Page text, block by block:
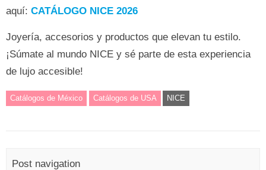
aquí: CATÁLOGO NICE 2026
Joyería, accesorios y productos que elevan tu estilo.
¡Súmate al mundo NICE y sé parte de esta experiencia
de lujo accesible!
Catálogos de México Catálogos de USA NICE
Post navigation